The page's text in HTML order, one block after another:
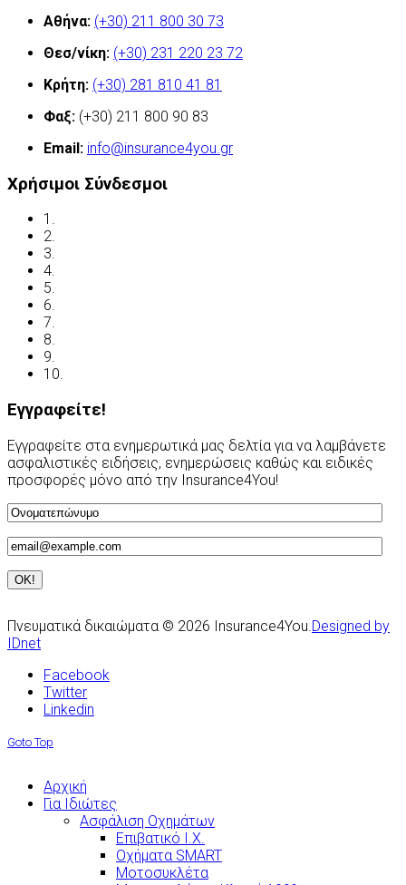
Αθήνα: (+30) 211 800 30 73
Θεσ/νίκη: (+30) 231 220 23 72
Κρήτη: (+30) 281 810 41 81
Φαξ: (+30) 211 800 90 83
Email: info@insurance4you.gr
Χρήσιμοι Σύνδεσμοι
1.
2.
3.
4.
5.
6.
7.
8.
9.
10.
Εγγραφείτε!
Εγγραφείτε στα ενημερωτικά μας δελτία για να λαμβάνετε
ασφαλιστικές ειδήσεις, ενημερώσεις καθώς και ειδικές
προσφορές μόνο από την Insurance4You!
Πνευματικά δικαιώματα © 2026 Insurance4You.Designed by
IDnet
Facebook
Twitter
Linkedin
Goto Top
Αρχική
Για Ιδιώτες
Ασφάλιση Οχημάτων
Επιβατικό Ι.Χ.
Οχήματα SMART
Μοτοσυκλέτα